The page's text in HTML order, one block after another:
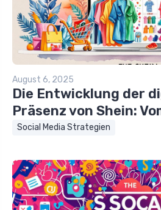
August 6, 2025
Die Entwicklung der
Präsenz von Shein:
Social Media Strategien